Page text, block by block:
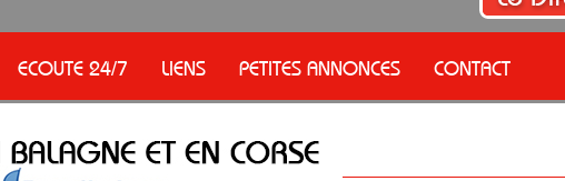
ECOUTE 24/7 LIENS PETITES ANNONCES CONTACT